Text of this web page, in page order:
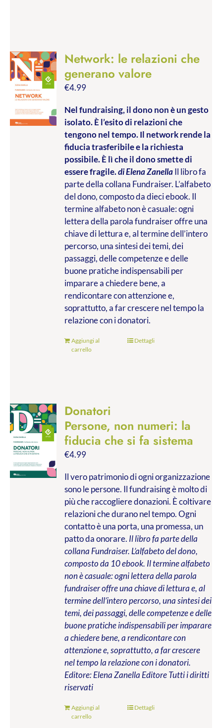
Network: le relazioni che
generano valore
€4.99
Nel fundraising, il dono non è un gesto
isolato. È l’esito di relazioni che
tengono nel tempo. Il network rende la
fiducia trasferibile e la richiesta
possibile. È lì che il dono smette di
essere fragile.di Elena ZanellaIl libro fa
parte della collana Fundraiser. L’alfabeto
del dono, composto da dieci ebook. Il
termine alfabeto non è casuale: ogni
lettera della parola fundraiser offre una
chiave di lettura e, al termine dell’intero
percorso, una sintesi dei temi, dei
passaggi, delle competenze e delle
buone pratiche indispensabili per
imparare a chiedere bene, a
rendicontare con attenzione e,
soprattutto, a far crescere nel tempo la
relazione con i donatori.
Aggiungi al
carrello
Dettagli
Donatori
Persone, non numeri: la
fiducia che si fa sistema
€4.99
Il vero patrimonio di ogni organizzazione
sono le persone. Il fundraising è molto di
più che raccogliere donazioni. È coltivare
relazioni che durano nel tempo. Ogni
contatto è una porta, una promessa, un
patto da onorare. Il libro fa parte della
collana Fundraiser. L’alfabeto del dono,
composto da 10 ebook. Il termine alfabeto
non è casuale: ogni lettera della parola
fundraiser offre una chiave di lettura e, al
termine dell’intero percorso, una sintesi dei
temi, dei passaggi, delle competenze e delle
buone pratiche indispensabili per imparare
a chiedere bene, a rendicontare con
attenzione e, soprattutto, a far crescere
nel tempo la relazione con i donatori.
Editore: Elena Zanella EditoreTutti i diritti
riservati
Aggiungi al
carrello
Dettagli